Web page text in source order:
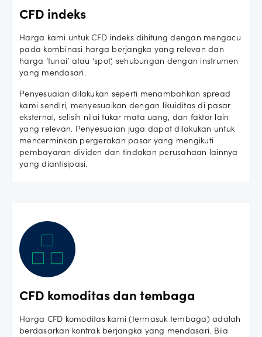
CFD indeks
Harga kami untuk CFD indeks dihitung dengan mengacu
pada kombinasi harga berjangka yang relevan dan
harga ‘tunai’ atau ‘spot’, sehubungan dengan instrumen
yang mendasari.
Penyesuaian dilakukan seperti menambahkan spread
kami sendiri, menyesuaikan dengan likuiditas di pasar
eksternal, selisih nilai tukar mata uang, dan faktor lain
yang relevan. Penyesuaian juga dapat dilakukan untuk
mencerminkan pergerakan pasar yang mengikuti
pembayaran dividen dan tindakan perusahaan lainnya
yang diantisipasi.
CFD komoditas dan tembaga
Harga CFD komoditas kami (termasuk tembaga) adalah
berdasarkan kontrak berjangka yang mendasari. Bila